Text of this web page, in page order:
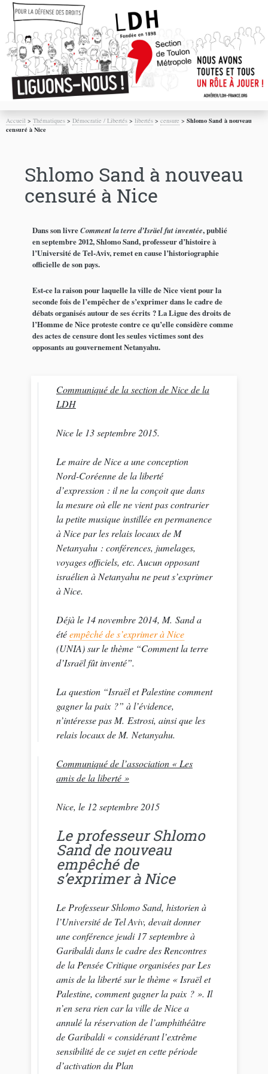
Accueil >Thématiques >Démocratie / Libertés >libertés >censure >Shlomo Sand à nouveau
censuré à Nice
Shlomo Sand à nouveau
censuré à Nice
Dans son livreComment la terre d’Isräel fut inventée, publié
en septembre 2012, Shlomo Sand, professeur d’histoire à
l’Université de Tel-Aviv, remet en cause l’historiographie
officielle de son pays.
Est-ce la raison pour laquelle la ville de Nice vient pour la
seconde fois de l’empêcher de s’exprimer dans le cadre de
débats organisés autour de ses écrits ? La Ligue des droits de
l’Homme de Nice proteste contre ce qu’elle considère comme
des actes de censure dont les seules victimes sont des
opposants au gouvernement Netanyahu.
Communiqué de la section de Nice de la
LDH
Nice le 13 septembre 2015.
Le maire de Nice a une conception
Nord-Coréenne de la liberté
d’expression : il ne la conçoit que dans
la mesure où elle ne vient pas contrarier
la petite musique instillée en permanence
à Nice par les relais locaux de M
Netanyahu : conférences, jumelages,
voyages officiels, etc. Aucun opposant
israélien à Netanyahu ne peut s’exprimer
à Nice.
Déjà le 14 novembre 2014, M. Sand a
étéempêché de s’exprimer à Nice
(UNIA) sur le thème “Comment la terre
d’Israël fût inventé”.
La question “Israël et Palestine comment
gagner la paix ?” à l’évidence,
n’intéresse pas M. Estrosi, ainsi que les
relais locaux de M. Netanyahu.
Communiqué de l’association « Les
amis de la liberté »
Nice, le 12 septembre 2015
Le professeur Shlomo
Sand de nouveau
empêché de
s’exprimer à Nice
Le Professeur Shlomo Sand, historien à
l’Université de Tel Aviv, devait donner
une conférence jeudi 17 septembre à
Garibaldi dans le cadre des Rencontres
de la Pensée Critique organisées par Les
amis de la liberté sur le thème « Israël et
Palestine, comment gagner la paix ? ». Il
n’en sera rien car la ville de Nice a
annulé la réservation de l’amphithéâtre
de Garibaldi « considérant l’extrême
sensibilité de ce sujet en cette période
d’activation du Plan